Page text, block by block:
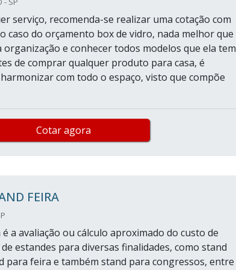
serviço, recomenda-se realizar uma cotação com
caso do orçamento box de vidro, nada melhor que
e conhecer todos modelos que ela tem
de comprar qualquer produto para casa, é
com todo o espaço, visto que compõe
Cotar agora
FEIRA
a avaliação ou cálculo aproximado do custo de
estandes para diversas finalidades, como stand
para feira e também stand para congressos, entre